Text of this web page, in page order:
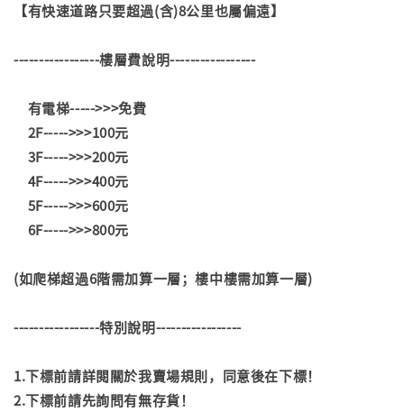
【有快速道路只要超過(含)8公里也屬偏遠】
-----------------樓層費說明-----------------
有電梯----->>>免費
2F----->>>100元
3F----->>>200元
4F----->>>400元
5F----->>>600元
6F----->>>800元
(如爬梯超過6階需加算一層；樓中樓需加算一層)
-----------------特別說明-----------------
1.下標前請詳閱關於我賣場規則，同意後在下標！
2.下標前請先詢問有無存貨！